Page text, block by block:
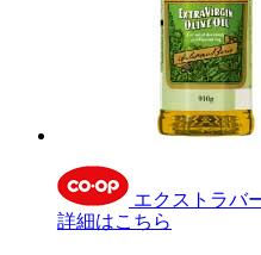
エクストラバ
詳細はこちら